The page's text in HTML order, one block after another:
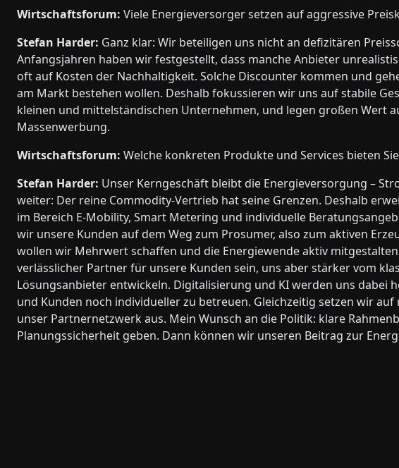
Wirtschaftsforum: Viele Energieversorger setzen auf aggressive
Stefan Harder: Ganz klar: Wir beteiligen uns nicht an defizitären
Anfangsjahren haben wir festgestellt, dass manche Anbieter
oft auf Kosten der Nachhaltigkeit. Solche Discounter kommen und
am Markt bestehen wollen. Deshalb fokussieren wir uns auf stabile
kleinen und mittelständischen Unternehmen, und legen großen Wert
Massenwerbung.
Wirtschaftsforum: Welche konkreten Produkte und Services bieten
Stefan Harder: Unser Kerngeschäft bleibt die Energieversorgung –
weiter: Der reine Commodity-Vertrieb hat seine Grenzen. Deshalb
im Bereich E-Mobility, Smart Metering und individuelle
wir unsere Kunden auf dem Weg zum Prosumer, also zum aktiven
wollen wir Mehrwert schaffen und die Energiewende aktiv
verlässlicher Partner für unsere Kunden sein, uns aber stärker vom
Lösungsanbieter entwickeln. Digitalisierung und KI werden uns dabei
und Kunden noch individueller zu betreuen. Gleichzeitig setzen wir
unser Partnernetzwerk aus. Mein Wunsch an die Politik: klare
Planungssicherheit geben. Dann können wir unseren Beitrag zur